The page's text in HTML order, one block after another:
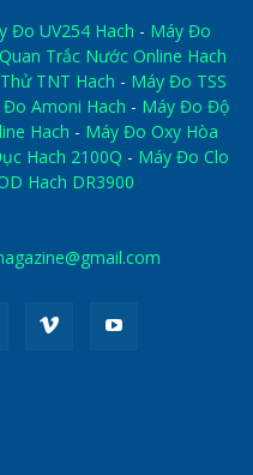
Đo UV254 Hach - Máy Đo
Trắc Nước Online Hach
TNT Hach - Máy Đo TSS
Đo Amoni Hach - Máy Đo Độ
Hach - Máy Đo Oxy Hòa
Hach 2100Q - Máy Đo Clo
Hach DR3900